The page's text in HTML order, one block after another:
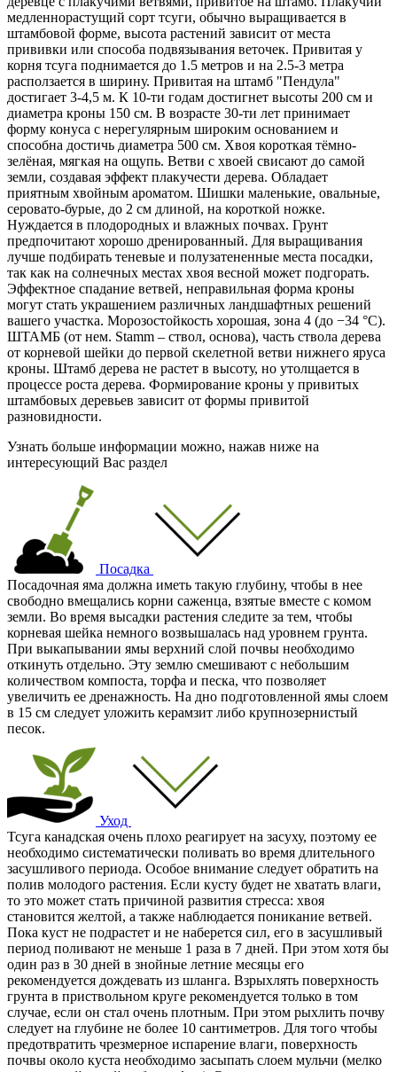
медленнорастущий сорт тсуги, обычно выращивается в
штамбовой форме, высота растений зависит от места
прививки или способа подвязывания веточек. Привитая у
корня тсуга поднимается до 1.5 метров и на 2.5-3 метра
расползается в ширину. Привитая на штамб "Пендула"
достигает 3-4,5 м. К 10-ти годам достигнет высоты 200 см и
диаметра кроны 150 см. В возрасте 30-ти лет принимает
форму конуса с нерегулярным широким основанием и
способна достичь диаметра 500 см. Хвоя короткая тёмно-
зелёная, мягкая на ощупь. Ветви с хвоей свисают до самой
земли, создавая эффект плакучести дерева. Обладает
приятным хвойным ароматом. Шишки маленькие, овальные,
серовато-бурые, до 2 см длиной, на короткой ножке.
Нуждается в плодородных и влажных почвах. Грунт
предпочитают хорошо дренированный. Для выращивания
лучше подбирать теневые и полузатененные места посадки,
так как на солнечных местах хвоя весной может подгорать.
Эффектное спадание ветвей, неправильная форма кроны
могут стать украшением различных ландшафтных решений
вашего участка. Морозостойкость хорошая, зона 4 (до −34 °C).
ШТАМБ (от нем. Stamm – ствол, основа), часть ствола дерева
от корневой шейки до первой скелетной ветви нижнего яруса
кроны. Штамб дерева не растет в высоту, но утолщается в
процессе роста дерева. Формирование кроны у привитых
штамбовых деревьев зависит от формы привитой
разновидности.
Узнать больше информации можно, нажав ниже на
интересующий Вас раздел
Посадка
Посадочная яма должна иметь такую глубину, чтобы в нее
свободно вмещались корни саженца, взятые вместе с комом
земли. Во время высадки растения следите за тем, чтобы
корневая шейка немного возвышалась над уровнем грунта.
При выкапывании ямы верхний слой почвы необходимо
откинуть отдельно. Эту землю смешивают с небольшим
количеством компоста, торфа и песка, что позволяет
увеличить ее дренажность. На дно подготовленной ямы слоем
в 15 см следует уложить керамзит либо крупнозернистый
песок.
Уход
Тсуга канадская очень плохо реагирует на засуху, поэтому ее
необходимо систематически поливать во время длительного
засушливого периода. Особое внимание следует обратить на
полив молодого растения. Если кусту будет не хватать влаги,
то это может стать причиной развития стресса: хвоя
становится желтой, а также наблюдается поникание ветвей.
Пока куст не подрастет и не наберется сил, его в засушливый
период поливают не меньше 1 раза в 7 дней. При этом хотя бы
один раз в 30 дней в знойные летние месяцы его
рекомендуется дождевать из шланга. Взрыхлять поверхность
грунта в приствольном круге рекомендуется только в том
случае, если он стал очень плотным. При этом рыхлить почву
следует на глубине не более 10 сантиметров. Для того чтобы
предотвратить чрезмерное испарение влаги, поверхность
почвы около куста необходимо засыпать слоем мульчи (мелко